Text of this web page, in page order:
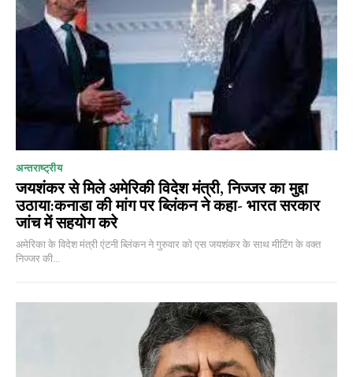
Ut mollis pellentesque tortor
Nullam eu erat condimentum
Donec quis est ac felis
Orci varius natoque dolor
YEARLY PRICING MONTHLY PRICING
अन्तराष्ट्रीय
जयशंकर से मिले अमेरिकी विदेश मंत्री, निज्जर का मुद्दा
उठाया:कनाडा की मांग पर ब्लिंकन ने कहा- भारत सरकार
जांच में सहयोग करे
अमेरिका के विदेश मंत्री एंटनी ब्लिंकन ने गुरुवार को एस जयशंकर के साथ मीटिंग के वक्त
निज्जर की...